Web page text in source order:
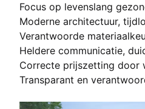
Focus op levenslang
Moderne architectuur,
Verantwoorde
Heldere communicatie,
Correcte prijszetting door
Transparant en